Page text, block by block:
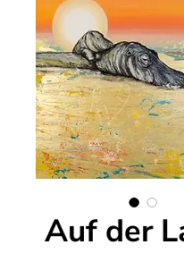
Auf der